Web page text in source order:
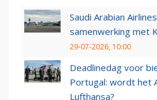
Saudi Arabian
samenwerking met
29-07-2026, 10:00
Deadlinedag voor
Portugal: wordt het
Lufthansa?